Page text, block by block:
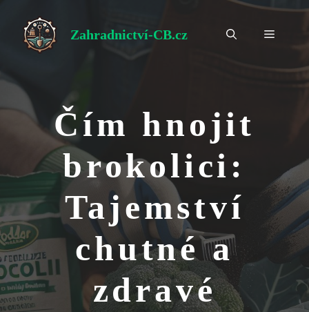
obsah
Zahradnictví-CB.cz Menu
Čím hnojit
brokolici:
Tajemství
chutné a
zdravé